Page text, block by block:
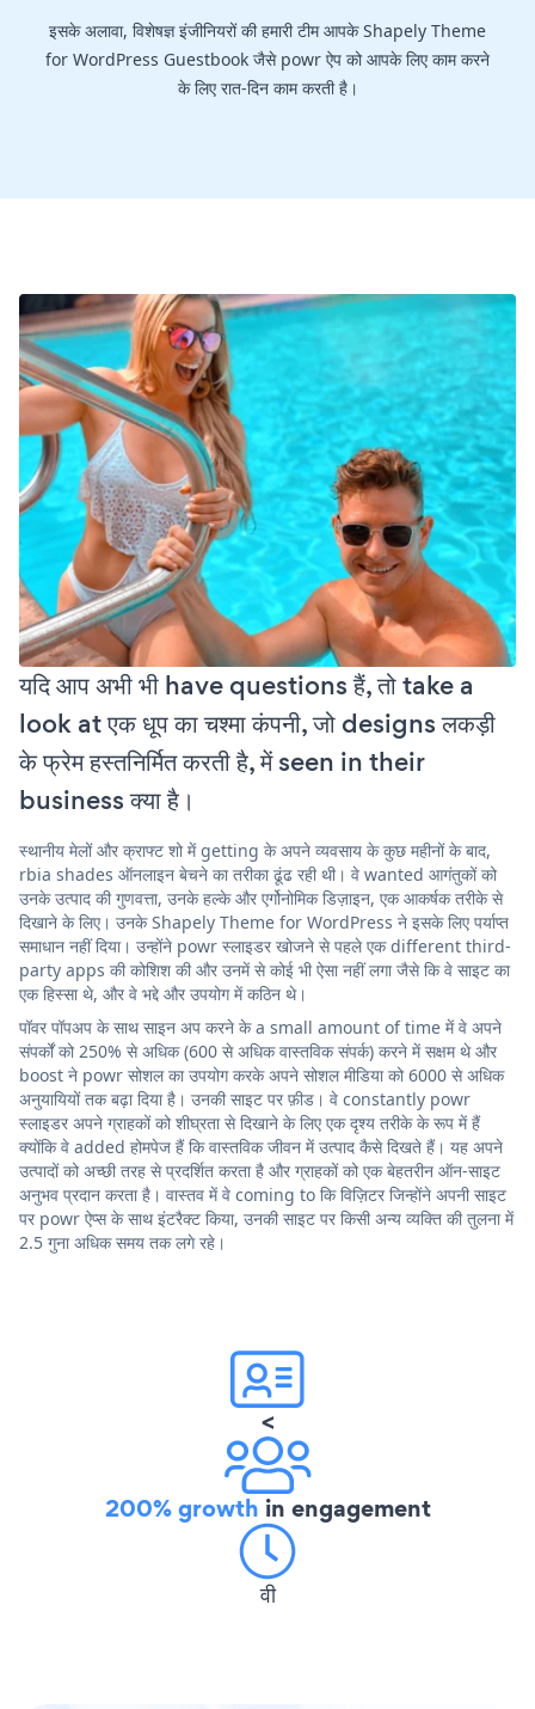
इसके अलावा, विशेषज्ञ इंजीनियरों की हमारी टीम आपके Shapely Theme
for WordPress Guestbook जैसे powr ऐप को आपके लिए काम करने
के लिए रात-दिन काम करती है।
यदि आप अभी भी have questions हैं, तो take a
look at एक धूप का चश्मा कंपनी, जो designs लकड़ी
के फ्रेम हस्तनिर्मित करती है, में seen in their
business क्या है।
स्थानीय मेलों और क्राफ्ट शो में getting के अपने व्यवसाय के कुछ महीनों के बाद,
rbia shades ऑनलाइन बेचने का तरीका ढूंढ रही थी। वे wanted आगंतुकों को
उनके उत्पाद की गुणवत्ता, उनके हल्के और एर्गोनोमिक डिज़ाइन, एक आकर्षक तरीके से
दिखाने के लिए। उनके Shapely Theme for WordPress ने इसके लिए पर्याप्त
समाधान नहीं दिया। उन्होंने powr स्लाइडर खोजने से पहले एक different third-
party apps की कोशिश की और उनमें से कोई भी ऐसा नहीं लगा जैसे कि वे साइट का
एक हिस्सा थे, और वे भद्दे और उपयोग में कठिन थे।
पॉवर पॉपअप के साथ साइन अप करने के a small amount of time में वे अपने
संपर्कों को 250% से अधिक (600 से अधिक वास्तविक संपर्क) करने में सक्षम थे और
boost ने powr सोशल का उपयोग करके अपने सोशल मीडिया को 6000 से अधिक
अनुयायियों तक बढ़ा दिया है। उनकी साइट पर फ़ीड। वे constantly powr
स्लाइडर अपने ग्राहकों को शीघ्रता से दिखाने के लिए एक दृश्य तरीके के रूप में हैं
क्योंकि वे added होमपेज हैं कि वास्तविक जीवन में उत्पाद कैसे दिखते हैं। यह अपने
उत्पादों को अच्छी तरह से प्रदर्शित करता है और ग्राहकों को एक बेहतरीन ऑन-साइट
अनुभव प्रदान करता है। वास्तव में वे coming to कि विज़िटर जिन्होंने अपनी साइट
पर powr ऐप्स के साथ इंटरैक्ट किया, उनकी साइट पर किसी अन्य व्यक्ति की तुलना में
2.5 गुना अधिक समय तक लगे रहे।
<
200% growth in engagement
वी